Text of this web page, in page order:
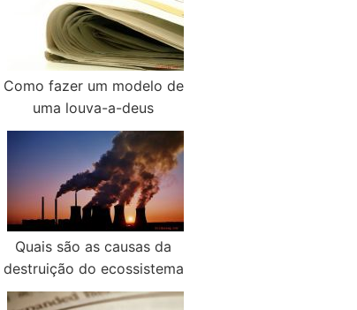
Como fazer um modelo de
uma louva-a-deus
Quais são as causas da
destruição do ecossistema